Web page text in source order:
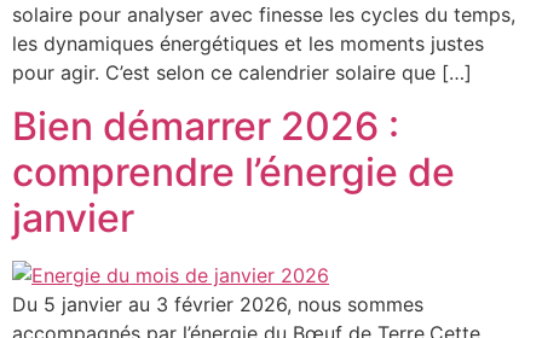
solaire pour analyser avec finesse les cycles du temps,
les dynamiques énergétiques et les moments justes
pour agir. C’est selon ce calendrier solaire que […]
Bien démarrer 2026 :
comprendre l’énergie de
janvier
Du 5 janvier au 3 février 2026, nous sommes